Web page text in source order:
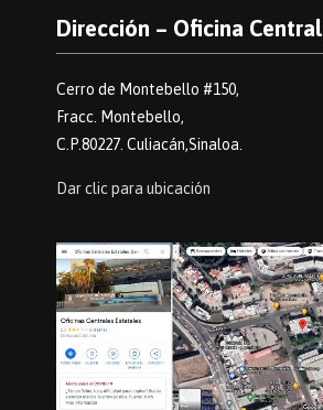
Dirección – Oficina Central
Cerro de Montebello #150,
Fracc. Montebello,
C.P.80227. Culiacán,Sinaloa.
Dar clic para ubicación